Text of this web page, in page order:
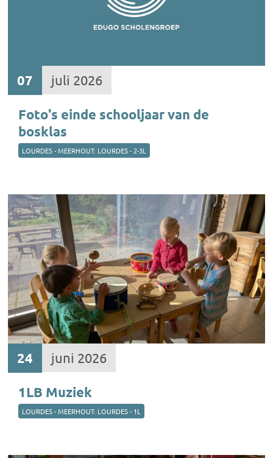
07 juli 2026
Foto's einde schooljaar van de
bosklas
LOURDES - MEERHOUT: LOURDES - 2-3L
24 juni 2026
1LB Muziek
LOURDES - MEERHOUT: LOURDES - 1L